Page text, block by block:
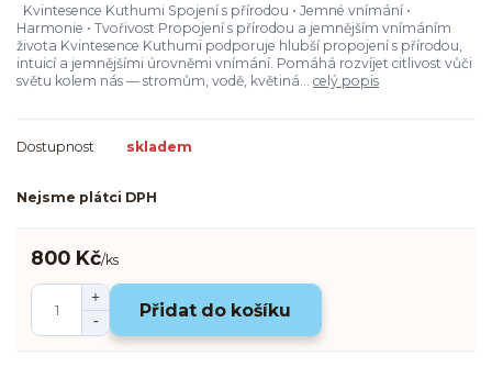
Kvintesence Kuthumi Spojení s přírodou • Jemné vnímání •
Harmonie • Tvořivost Propojení s přírodou a jemnějším vnímáním
života Kvintesence Kuthumi podporuje hlubší propojení s přírodou,
intuicí a jemnějšími úrovněmi vnímání. Pomáhá rozvíjet citlivost vůči
světu kolem nás — stromům, vodě, květiná... celý popis
Dostupnost skladem
Nejsme plátci DPH
800 Kč/ks
Přidat do košíku